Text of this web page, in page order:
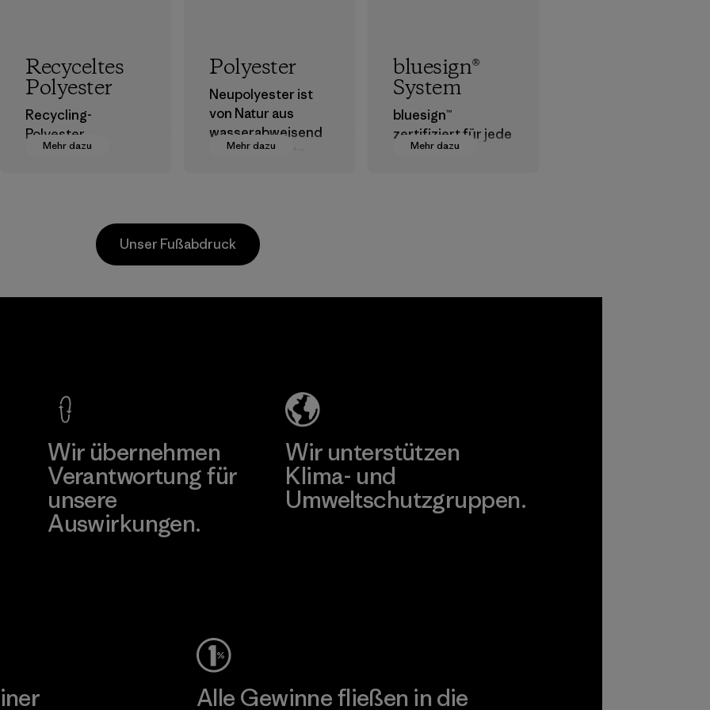
Mehr dazu
Recyceltes
Polyester
Recycling-
Polyester
verringert unsere
Mehr dazu
Polyester
Neupolyester ist
von Natur aus
wasserabweisend
und bringt gute
Mehr dazu
bluesign®
System
bluesign™
zertifiziert für jede
Stufe der
Mehr dazu
Unser Fußabdruck
Wir übernehmen
Verantwortung für
unsere
Auswirkungen.
Wir unterstützen
Klima- und
Umweltschutzgruppen.
Alle Gewinne fließen in die